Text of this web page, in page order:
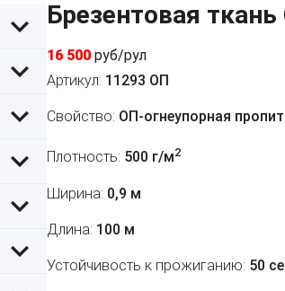
Брезентовая
16 500 руб/рул
Артикул: 11293 ОП
Свойство: ОП-огнеупорная
Плотность: 500 г/м2
Ширина: 0,9 м
Длина: 100 м
Устойчивость к прожиганию: 50